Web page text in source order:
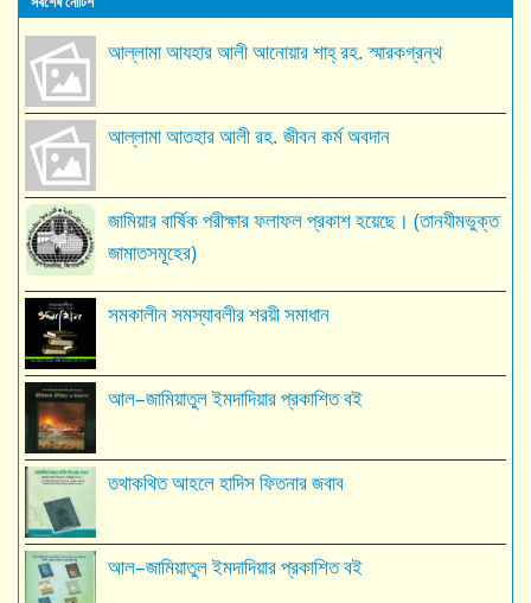
আল্লামা আযহার আলী আনোয়ার শাহ্‌ রহ. স্মারকগ্রন্থ
আল্লামা আতহার আলী রহ. জীবন কর্ম অবদান
জামিয়ার বার্ষিক পরীক্ষার ফলাফল প্রকাশ হয়েছে। (তানযীমভুক্ত
জামাতসমূহের)
সমকালীন সমস্যাবলীর শরয়ী সমাধান
আল–জামিয়াতুল ইমদাদিয়ার প্রকাশিত বই
তথাকথিত আহলে হাদিস ফিতনার জবাব
আল–জামিয়াতুল ইমদাদিয়ার প্রকাশিত বই